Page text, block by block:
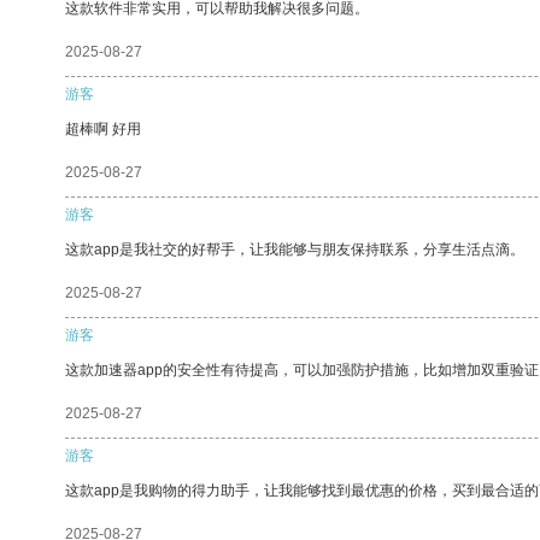
这款软件非常实用，可以帮助我解决很多问题。
2025-08-27
游客
超棒啊 好用
2025-08-27
游客
这款app是我社交的好帮手，让我能够与朋友保持联系，分享生活点滴。
2025-08-27
游客
这款加速器app的安全性有待提高，可以加强防护措施，比如增加双重验证
2025-08-27
游客
这款app是我购物的得力助手，让我能够找到最优惠的价格，买到最合适的
2025-08-27